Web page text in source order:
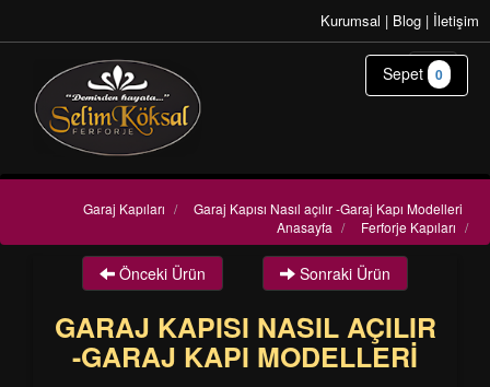
Kurumsal | Blog | İletişim
Garaj Kapısı Nasıl açılır -Garaj Kapı Modelleri
Garaj Kapıları /
Ferforje Kapıları /
Anasayfa /
Önceki Ürün Sonraki Ürün
GARAJ KAPISI NASIL AÇILIR
-GARAJ KAPI MODELLERI
Sepet 0